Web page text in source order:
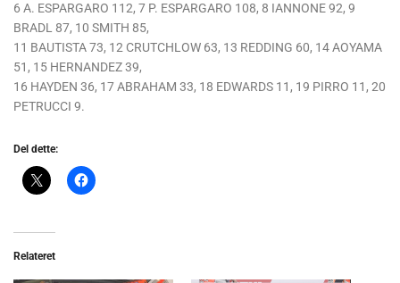
6 A. ESPARGARO 112, 7 P. ESPARGARO 108, 8 IANNONE 92, 9
BRADL 87, 10 SMITH 85,
11 BAUTISTA 73, 12 CRUTCHLOW 63, 13 REDDING 60, 14 AOYAMA
51, 15 HERNANDEZ 39,
16 HAYDEN 36, 17 ABRAHAM 33, 18 EDWARDS 11, 19 PIRRO 11, 20
PETRUCCI 9.
Del dette:
Relateret